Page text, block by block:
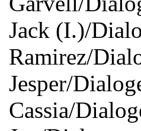
Jack (I.)/
Ramirez/
Jesper/
Cassia/